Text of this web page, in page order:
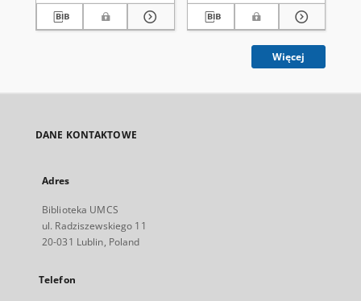
Więcej
DANE KONTAKTOWE
Adres
Biblioteka UMCS
ul. Radziszewskiego 11
20-031 Lublin, Poland
Telefon